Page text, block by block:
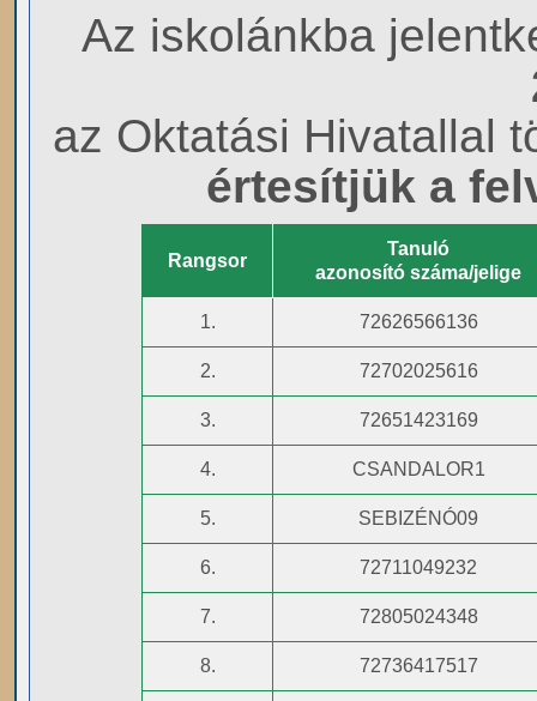
Az iskolánkba
az Oktatási Hivatallal
értesítjük a
Rangsor
Tanuló
azonosító száma/jelige
1. 72626566136
2. 72702025616
3. 72651423169
4. CSANDALOR1
5. SEBIZÉNÓ09
6. 72711049232
7. 72805024348
8. 72736417517